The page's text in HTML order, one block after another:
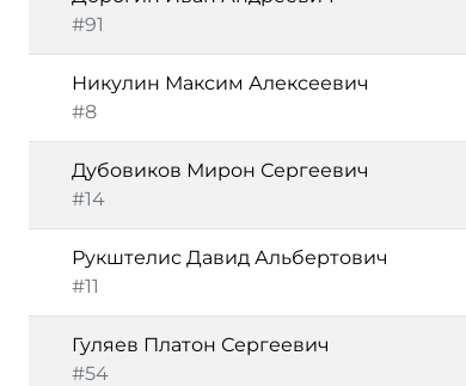
#91
Никулин Максим Алексеевич
#8
Дубовиков Мирон Сергеевич
#14
Рукштелис Давид Альбертович
#11
Гуляев Платон Сергеевич
#54